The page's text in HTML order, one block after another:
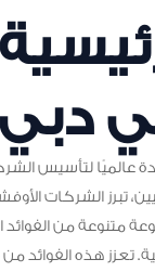
دبي
عالميًا لتأسيس
تبرز الشركات
من الفوائد
تعزز هذه الفوائد